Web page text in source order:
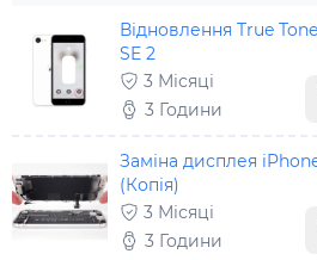
Відновлення True
SE 2
3 Місяці
3 Години
Заміна дисплея
(Копія)
3 Місяці
3 Години